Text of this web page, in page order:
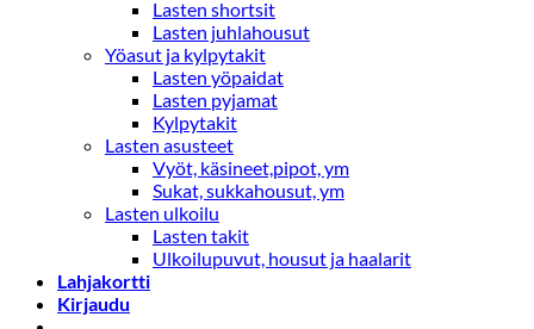
Lasten shortsit
Lasten juhlahousut
Yöasut ja kylpytakit
Lasten yöpaidat
Lasten pyjamat
Kylpytakit
Lasten asusteet
Vyöt, käsineet,pipot, ym
Sukat, sukkahousut, ym
Lasten ulkoilu
Lasten takit
Ulkoilupuvut, housut ja haalarit
Lahjakortti
Kirjaudu